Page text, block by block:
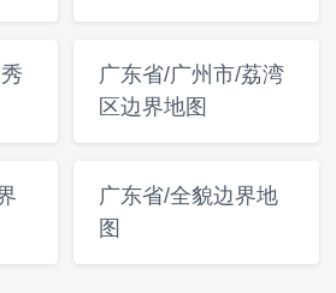
广东省/广州市/荔湾
区边界地图
广东省/全貌边界地
图